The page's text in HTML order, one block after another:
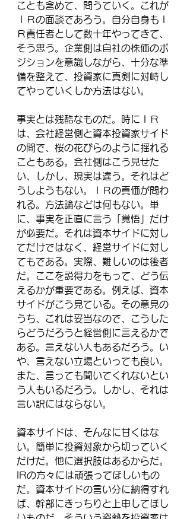
ことも含めて、問うていく。これが
ＩＲの面談であろう。自分自身もＩ
Ｒ責任者として数十年やってきて、
そう思う。企業側は自社の株価のポ
ジションを意識しながら、十分な準
備を整えて、投資家に真剣に対峙し
てやっていくしか方法はない。
事実とは残酷なものだ。時にＩＲ
は、会社経営側と資本投資家サイド
の間で、桜の花びらのように揺れる
こともある。会社側はこう見せた
い、しかし、現実は違う。それはど
うしようもない。ＩＲの真価が問わ
れる。方法論などは何もない。単
に、事実を正直に言う「覚悟」だけ
が必要だ。それは資本サイドに対し
てだけではなく、経営サイドに対し
てもである。実際、難しいのは後者
だ。ここを説得力をもって、どう伝
えるかが重要である。例えば、資本
サイドがこう見ている。その意見の
うち、これは妥当なので、こうした
らどうだろうと経営側に言えるかで
ある。言えない人もあるだろう。い
や、言えない立場といっても良い。
また、言っても聞いてくれないとい
う人もいるだろう。しかし、それは
言い訳にはならない。
資本サイドは、そんなに甘くはな
い。簡単に投資対象から切っていく
だけだ。他に選択肢はあるからだ。
IRの方々には頑張ってほしいもの
だ。資本サイドの言い分に納得すれ
ば、幹部にきっちりと上申してほし